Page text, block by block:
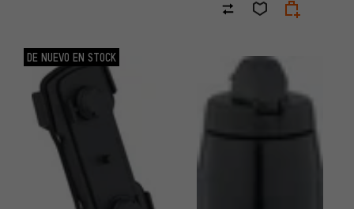
DE NUEVO EN STOCK